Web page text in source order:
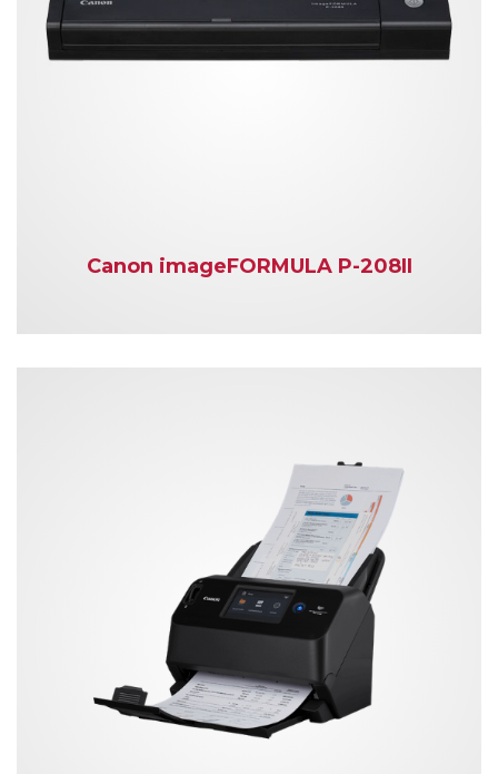
Canon imageFORMULA P-208II